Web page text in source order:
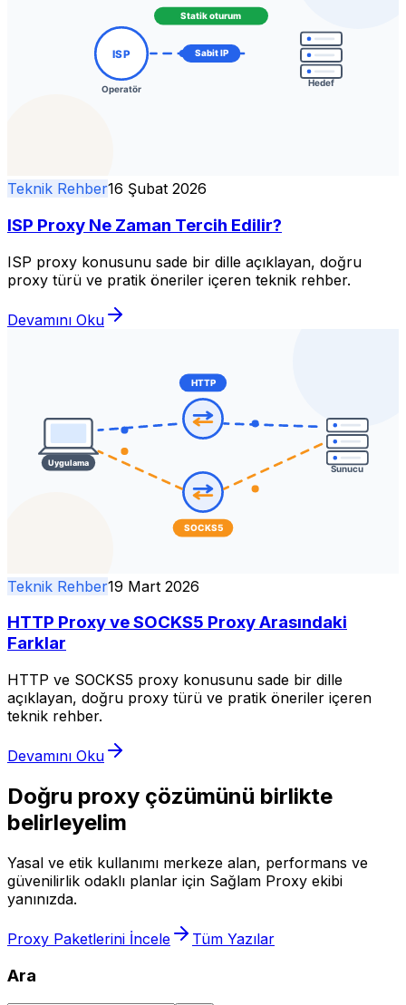
Teknik Rehber16 Şubat 2026
ISP Proxy Ne Zaman Tercih Edilir?
ISP proxy konusunu sade bir dille açıklayan, doğru
proxy türü ve pratik öneriler içeren teknik rehber.
Devamını Oku
Teknik Rehber19 Mart 2026
HTTP Proxy ve SOCKS5 Proxy Arasındaki
Farklar
HTTP ve SOCKS5 proxy konusunu sade bir dille
açıklayan, doğru proxy türü ve pratik öneriler içeren
teknik rehber.
Devamını Oku
Doğru proxy çözümünü birlikte
belirleyelim
Yasal ve etik kullanımı merkeze alan, performans ve
güvenilirlik odaklı planlar için Sağlam Proxy ekibi
yanınızda.
Proxy Paketlerini İncele Tüm Yazılar
Ara